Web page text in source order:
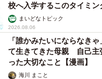
校へ入学するこのタイミン
まいどなトピック
2026.08.06
「誰かみたいにならなき
て生きてきた母親 自己主
った大切なこと【漫画】
海川 まこと